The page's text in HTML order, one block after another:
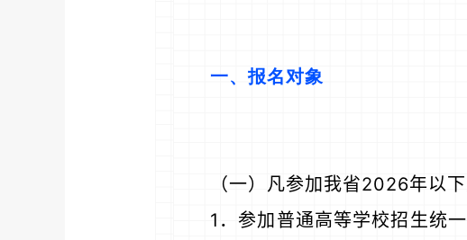
一、报名对象
（一）凡参加我省2026年以
1．参加普通高等学校招生统